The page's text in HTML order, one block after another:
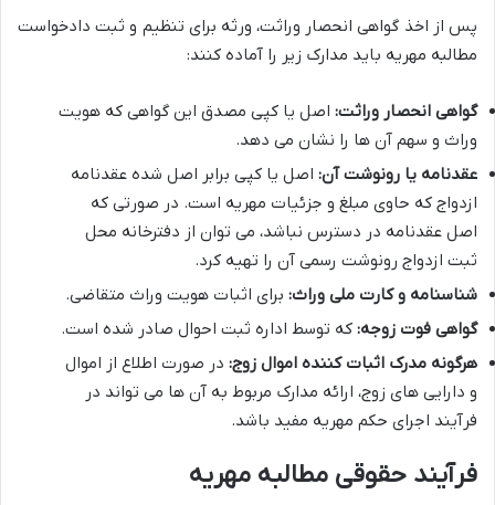
پس از اخذ گواهی انحصار وراثت، ورثه برای تنظیم و ثبت دادخواست
مطالبه مهریه باید مدارک زیر را آماده کنند:
گواهی انحصار وراثت: اصل یا کپی مصدق این گواهی که هویت
وراث و سهم آن ها را نشان می دهد.
عقدنامه یا رونوشت آن: اصل یا کپی برابر اصل شده عقدنامه
ازدواج که حاوی مبلغ و جزئیات مهریه است. در صورتی که
اصل عقدنامه در دسترس نباشد، می توان از دفترخانه محل
ثبت ازدواج رونوشت رسمی آن را تهیه کرد.
شناسنامه و کارت ملی وراث: برای اثبات هویت وراث متقاضی.
گواهی فوت زوجه: که توسط اداره ثبت احوال صادر شده است.
هرگونه مدرک اثبات کننده اموال زوج: در صورت اطلاع از اموال
و دارایی های زوج، ارائه مدارک مربوط به آن ها می تواند در
فرآیند اجرای حکم مهریه مفید باشد.
فرآیند حقوقی مطالبه مهریه